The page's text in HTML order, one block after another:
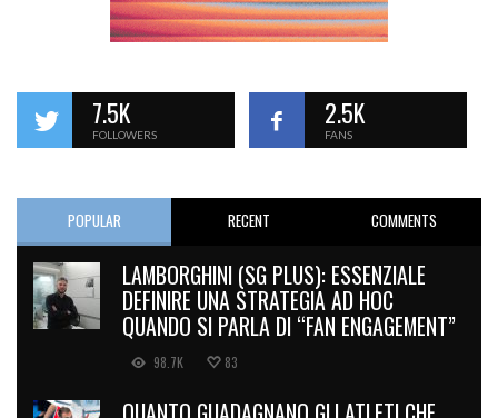
7.5K
FOLLOWERS
2.5K
FANS
POPULAR RECENT COMMENTS
LAMBORGHINI (SG PLUS): ESSENZIALE
DEFINIRE UNA STRATEGIA AD HOC
QUANDO SI PARLA DI “FAN ENGAGEMENT”
98.7K 83